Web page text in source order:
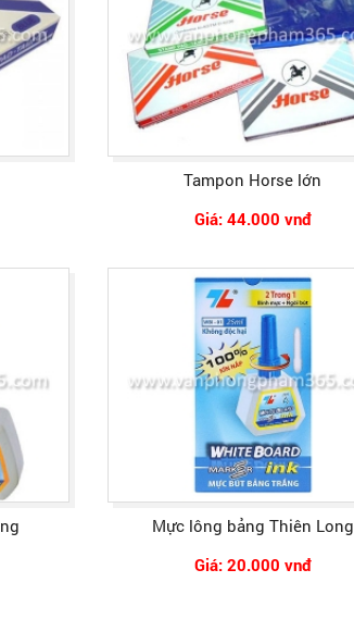
Tampon Horse lớn
Giá: 44.000 vnđ
Mực lông bảng Thiên Long
Giá: 20.000 vnđ